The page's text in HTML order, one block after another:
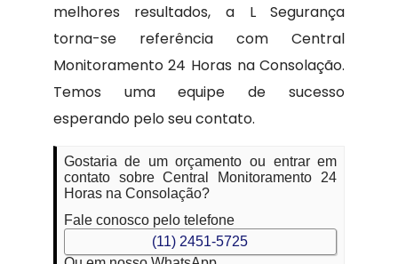
melhores resultados, a L Segurança
torna-se referência com Central
Monitoramento 24 Horas na Consolação.
Temos uma equipe de sucesso
esperando pelo seu contato.
Gostaria de um orçamento ou entrar em
contato sobre Central Monitoramento 24
Horas na Consolação?
Fale conosco pelo telefone
(11) 2451-5725